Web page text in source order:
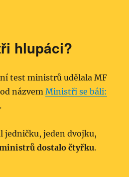
hlupáci?
test ministrů udělala MF
názvemMinistři se báli:
.
jedničku, jeden dvojku,
dostalo čtyřku.